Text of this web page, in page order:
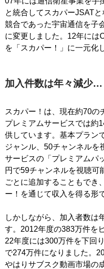
と統合してスカパーJSAT
競合であった宇宙通信を子
に変更しました。12年には
を「スカパー！」に一元化
加入件数は年々減少…
スカパー！は、現在約70の
プレミアムサービスでは約
供しています。基本プラン
ジャンル、50チャンネルを
サービスの「プレミアムパ
円で59チャンネルを視聴可
ごとに追加することもでき
ー！を通じて収入を得る形
しかしながら、加入者数は
す。2012年度の383万件を
22年度には300万件を下回
で274万件になりました。
やはりサブスク動画市場の